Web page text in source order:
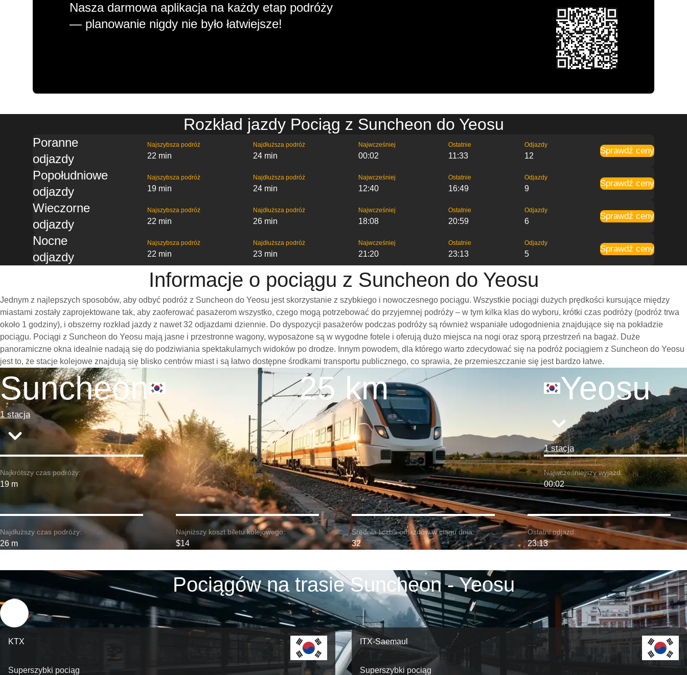
Nasza darmowa aplikacja na każdy etap podróży
— planowanie nigdy nie było łatwiejsze!
Rozkład jazdy Pociąg z Suncheon do Yeosu
Poranne
odjazdy
Najszybsza podróż
22 min
Najdłuższa podróż
24 min
Najwcześniej
00:02
Ostatnie
11:33
Odjazdy
12
Sprawdź ceny
Popołudniowe
odjazdy
Najszybsza podróż
19 min
Najdłuższa podróż
24 min
Najwcześniej
12:40
Ostatnie
16:49
Odjazdy
9
Sprawdź ceny
Wieczorne
odjazdy
Najszybsza podróż
22 min
Najdłuższa podróż
26 min
Najwcześniej
18:08
Ostatnie
20:59
Odjazdy
6
Sprawdź ceny
Nocne
odjazdy
Najszybsza podróż
22 min
Najdłuższa podróż
23 min
Najwcześniej
21:20
Ostatnie
23:13
Odjazdy
5
Sprawdź ceny
Informacje o pociągu z Suncheon do Yeosu
Jednym z najlepszych sposobów, aby odbyć podróż z Suncheon do Yeosu jest skorzystanie z szybkiego i nowoczesnego pociągu. Wszystkie pociągi dużych prędkości kursujące między
miastami zostały zaprojektowane tak, aby zaoferować pasażerom wszystko, czego mogą potrzebować do przyjemnej podróży – w tym kilka klas do wyboru, krótki czas podróży (podróż trwa
około 1 godziny), i obszerny rozkład jazdy z nawet 32 odjazdami dziennie. Do dyspozycji pasażerów podczas podróży są również wspaniałe udogodnienia znajdujące się na pokładzie
pociągu. Pociągi z Suncheon do Yeosu mają jasne i przestronne wagony, wyposażone są w wygodne fotele i oferują dużo miejsca na nogi oraz sporą przestrzeń na bagaż. Duże
panoramiczne okna idealnie nadają się do podziwiania spektakularnych widoków po drodze. Innym powodem, dla którego warto zdecydować się na podróż pociągiem z Suncheon do Yeosu
jest to, że stacje kolejowe znajdują się blisko centrów miast i są łatwo dostępne środkami transportu publicznego, co sprawia, że przemieszczanie się jest bardzo łatwe.
Suncheon
1 stacja
25 km Yeosu
1 stacja
Najkrótszy czas podróży:
19 m
Najwcześniejszy wyjazd:
00:02
Najdłuższy czas podróży:
26 m
Najniższy koszt biletu kolejowego:
$14
Średnia liczba odjazdów w ciągu dnia:
32
Ostatni odjazd:
23:13
Pociągów na trasie Suncheon - Yeosu
KTX
Superszybki pociąg
ITX-Saemaul
Superszybki pociąg